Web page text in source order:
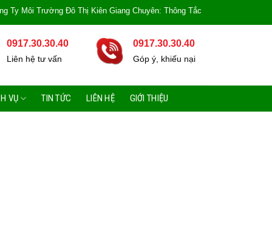
Trường Đô Thị Kiên Giang Chuyên: Thông Tắc Bồn Cầu, Tắc Cống, Tắc
0917.30.30.40
Liên hệ tư vấn
0917.30.30.40
Góp ý, khiếu nại
VỤ TIN TỨC LIÊN HỆ GIỚI THIỆU